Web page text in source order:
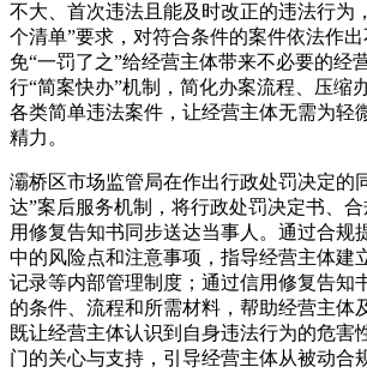
不大、首次违法且能及时改正的违法行为
个清单”要求，对符合条件的案件依法作
免“一罚了之”给经营主体带来不必要的经
行“简案快办”机制，简化办案流程、压缩
各类简单违法案件，让经营主体无需为轻
精力。
灞桥区市场监管局在作出行政处罚决定的
达”案后服务机制，将行政处罚决定书、
用修复告知书同步送达当事人。通过合规
中的风险点和注意事项，指导经营主体建
记录等内部管理制度；通过信用修复告知
的条件、流程和所需材料，帮助经营主体
既让经营主体认识到自身违法行为的危害
门的关心与支持，引导经营主体从被动合